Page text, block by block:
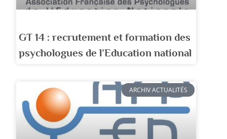
GT 14 : recrutement et formation des
psychologues de l’Education national
ARCHIV ACTUALITÉS